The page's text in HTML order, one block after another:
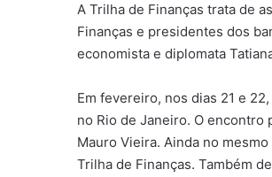
A Trilha de Finanças trata de
Finanças e presidentes dos
economista e diplomata
Em fevereiro, nos dias 21 e
no Rio de Janeiro. O encontro
Mauro Vieira. Ainda no
Trilha de Finanças. Também